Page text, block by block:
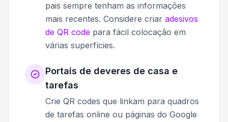
pais sempre tenham as informações
mais recentes. Considere criar adesivos
de QR code para fácil colocação em
várias superfícies.
Portais de deveres de casa e
tarefas
Crie QR codes que linkam para quadros
de tarefas online ou páginas do Google